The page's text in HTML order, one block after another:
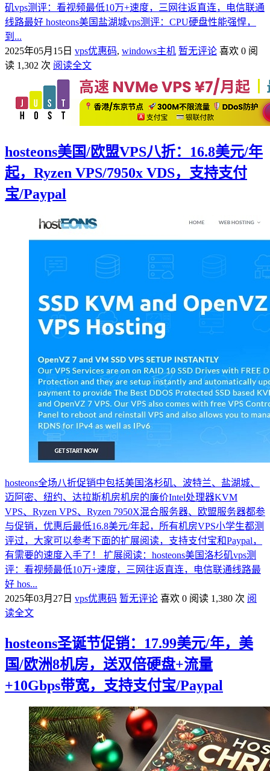
矶vps测评：看视频最低10万+速度，三网往返直连，电信联通
线路最好 hosteons美国盐湖城vps测评：CPU硬盘性能强悍，
到...
2025年05月15日 vps优惠码, windows主机 暂无评论 喜欢 0 阅
读 1,302 次 阅读全文
hosteons美国/欧盟VPS八折：16.8美元/年
起，Ryzen VPS/7950x VDS，支持支付
宝/Paypal
hosteons全场八折促销中包括美国洛杉矶、波特兰、盐湖城、
迈阿密、纽约、达拉斯机房机房的廉价Intel处理器KVM
VPS、Ryzen VPS、Ryzen 7950X混合服务器、欧盟服务器都参
与促销，优惠后最低16.8美元/年起，所有机房VPS小学生都测
评过，大家可以参考下面的扩展阅读，支持支付宝和Paypal，
有需要的速度入手了！ 扩展阅读：hosteons美国洛杉矶vps测
评：看视频最低10万+速度，三网往返直连，电信联通线路最
好 hos...
2025年03月27日 vps优惠码 暂无评论 喜欢 0 阅读 1,380 次 阅
读全文
hosteons圣诞节促销：17.99美元/年，美
国/欧洲8机房，送双倍硬盘+流量
+10Gbps带宽，支持支付宝/Paypal